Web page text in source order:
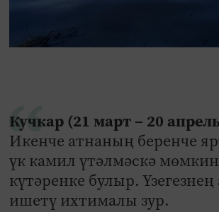
Кучкар (21 март – 20
Икенче атнаның беренче
үк камил үтәлмәскә
күтәренке булыр.
ишетү ихтималы зур.